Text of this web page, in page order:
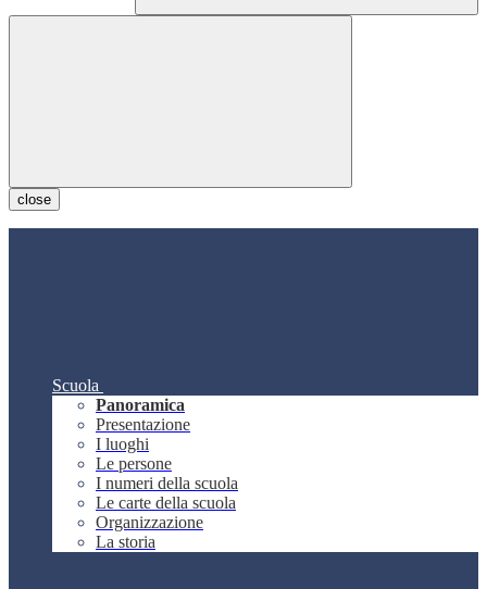
close
Scuola
Panoramica
Presentazione
I luoghi
Le persone
I numeri della scuola
Le carte della scuola
Organizzazione
La storia